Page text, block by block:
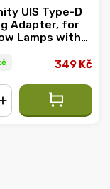
UIS Type-D
Adapter, for
Lamps with
349 Kč